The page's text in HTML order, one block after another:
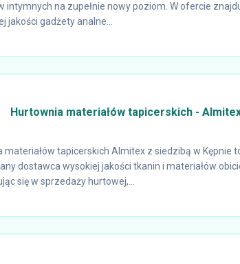
intymnych na zupełnie nowy poziom. W ofercie
jakości gadżety analne...
Hurtownia materiałów tapicerskich -
materiałów tapicerskich Almitex z siedzibą w Kępnie
dostawca wysokiej jakości tkanin i materiałów
się w sprzedaży hurtowej,...